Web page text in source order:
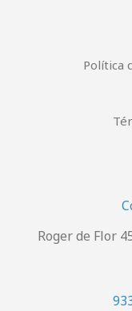
Política
Roger de Flor